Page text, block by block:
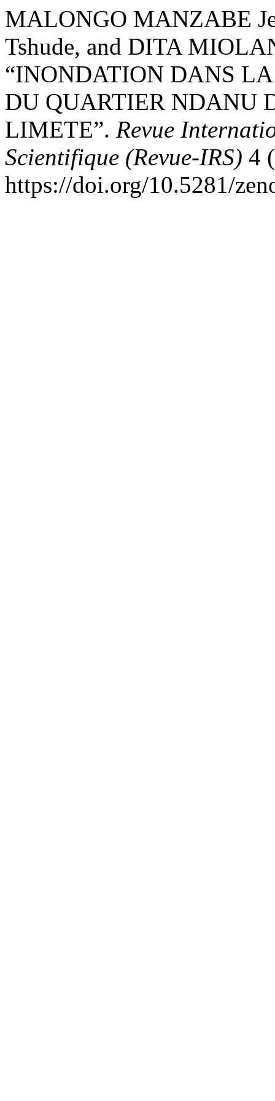
MALONGO MANZABE
Tshude, and DITA
“INONDATION DANS
DU QUARTIER NDANU
LIMETE”. Revue
Scientifique (Revue-IRS) 4
https://doi.org/10.5281/